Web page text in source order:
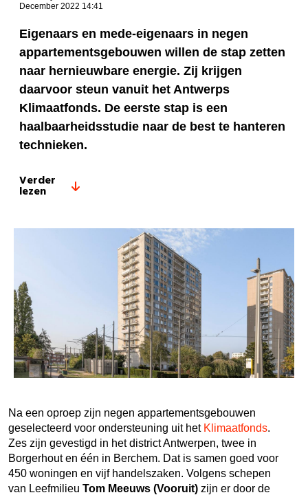
December 2022 14:41
Eigenaars en mede-eigenaars in negen
appartementsgebouwen willen de stap zetten
naar hernieuwbare energie. Zij krijgen
daarvoor steun vanuit het Antwerps
Klimaatfonds. De eerste stap is een
haalbaarheidsstudie naar de best te hanteren
technieken.
Verder
lezen
Na een oproep zijn negen appartementsgebouwen
geselecteerd voor ondersteuning uit het Klimaatfonds.
Zes zijn gevestigd in het district Antwerpen, twee in
Borgerhout en één in Berchem. Dat is samen goed voor
450 woningen en vijf handelszaken. Volgens schepen
van Leefmilieu Tom Meeuws (Vooruit) zijn er door de